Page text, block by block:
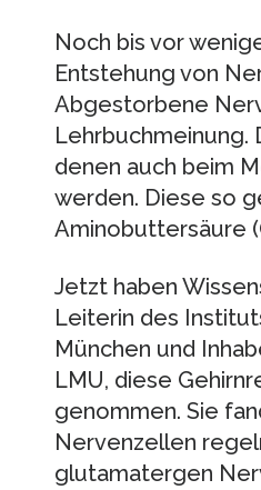
Noch bis vor
Entstehung von
Abgestorbene
Lehrbuchmeinung.
denen auch beim
werden. Diese so
Aminobuttersäure
Jetzt haben
Leiterin des
München und
LMU, diese
genommen. Sie
Nervenzellen
glutamatergen